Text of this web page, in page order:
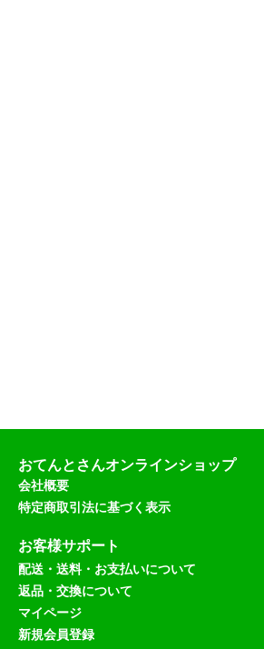
おてんとさんオンラインショップ
会社概要
特定商取引法に基づく表示
お客様サポート
配送・送料・お支払いについて
返品・交換について
マイページ
新規会員登録